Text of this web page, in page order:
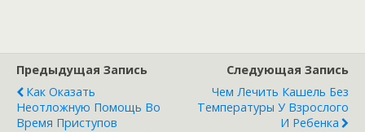
Предыдущая Запись
Как Оказать
Неотложную Помощь Во
Время Приступов
Следующая Запись
Чем Лечить Кашель Без
Температуры У Взрослого
И Ребенка